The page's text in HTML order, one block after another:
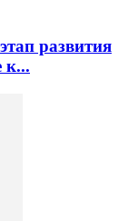
развития
к...